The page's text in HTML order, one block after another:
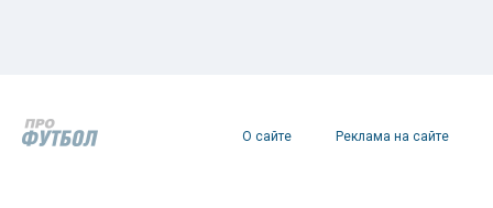
О сайте Реклама на сайте